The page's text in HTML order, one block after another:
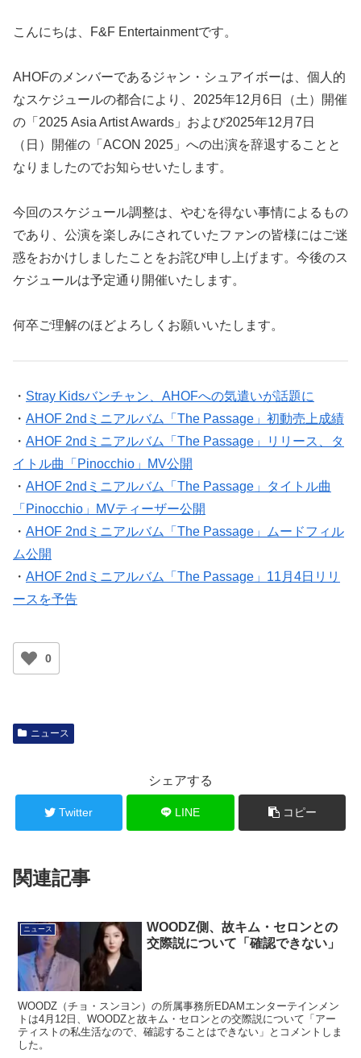
こんにちは、F&F Entertainmentです。
AHOFのメンバーであるジャン・シュアイボーは、個人的
なスケジュールの都合により、2025年12月6日（土）開催
の「2025 Asia Artist Awards」および2025年12月7日
（日）開催の「ACON 2025」への出演を辞退することと
なりましたのでお知らせいたします。
今回のスケジュール調整は、やむを得ない事情によるもの
であり、公演を楽しみにされていたファンの皆様にはご迷
惑をおかけしましたことをお詫び申し上げます。今後のス
ケジュールは予定通り開催いたします。
何卒ご理解のほどよろしくお願いいたします。
・ Stray Kidsバンチャン、AHOFへの気遣いが話題に
・ AHOF 2ndミニアルバム「The Passage」初動売上成績
・ AHOF 2ndミニアルバム「The Passage」リリース、タ
イトル曲「Pinocchio」MV公開
・ AHOF 2ndミニアルバム「The Passage」タイトル曲
「Pinocchio」MVティーザー公開
・ AHOF 2ndミニアルバム「The Passage」ムードフィル
ム公開
・ AHOF 2ndミニアルバム「The Passage」11月4日リリ
ースを予告
0
ニュース
シェアする
Twitter LINE コピー
関連記事
ニュース
WOODZ側、故キム・セロンとの
交際説について「確認できない」
WOODZ（チョ・スンヨン）の所属事務所EDAMエンターテインメン
トは4月12日、WOODZと故キム・セロンとの交際説について「アー
ティストの私生活なので、確認することはできない」とコメントしま
した。